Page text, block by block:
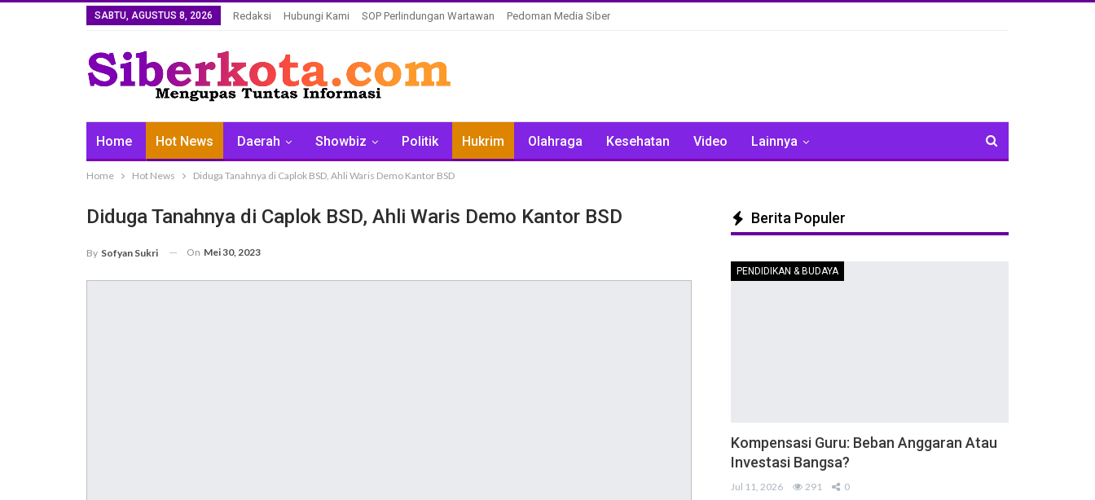
SABTU, AGUSTUS 8, 2026 Redaksi Hubungi Kami SOP Perlindungan Wartawan Pedoman Media Siber
Home Hot News Daerah Showbiz Politik Hukrim Olahraga Kesehatan Video Lainnya
Home Hot News Diduga Tanahnya di Caplok BSD, Ahli Waris Demo Kantor BSD
Diduga Tanahnya di Caplok BSD, Ahli Waris Demo Kantor BSD
By Sofyan Sukri On Mei 30, 2023
Berita Populer
PENDIDIKAN & BUDAYA
Kompensasi Guru: Beban Anggaran Atau
Investasi Bangsa?
Jul 11, 2026 291 0